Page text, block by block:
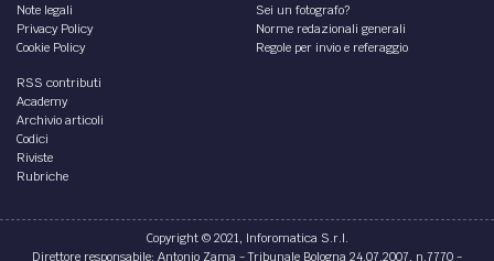
Note legali
Privacy Policy
Cookie Policy
Sei un fotografo?
Norme redazionali generali
Regole per invio e referaggio
RSS contributi
Academy
Archivio articoli
Codici
Riviste
Rubriche
Copyright © 2021, Inforomatica S.r.l.
Direttore responsabile: Antonio Zama - Tribunale Bologna 24.07.2007, n.7770 -